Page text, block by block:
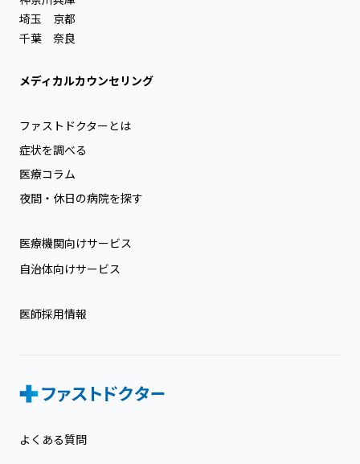
埼玉
千葉
京都
奈良
メディカルカウンセリング
ファストドクターとは
症状を調べる
医療コラム
夜間・休日の病院を探す
医療機関向けサービス
自治体向けサービス
医師採用情報
よくある質問